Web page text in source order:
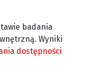
badania
Wyniki
dostępności